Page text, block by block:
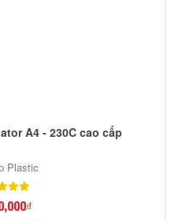
A4 - 230C cao cấp
Plastic